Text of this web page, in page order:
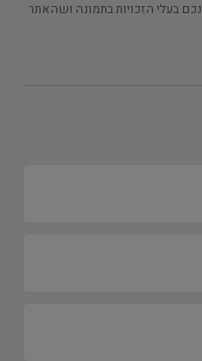
בעלי הזכויות בתמונה ושהאתר